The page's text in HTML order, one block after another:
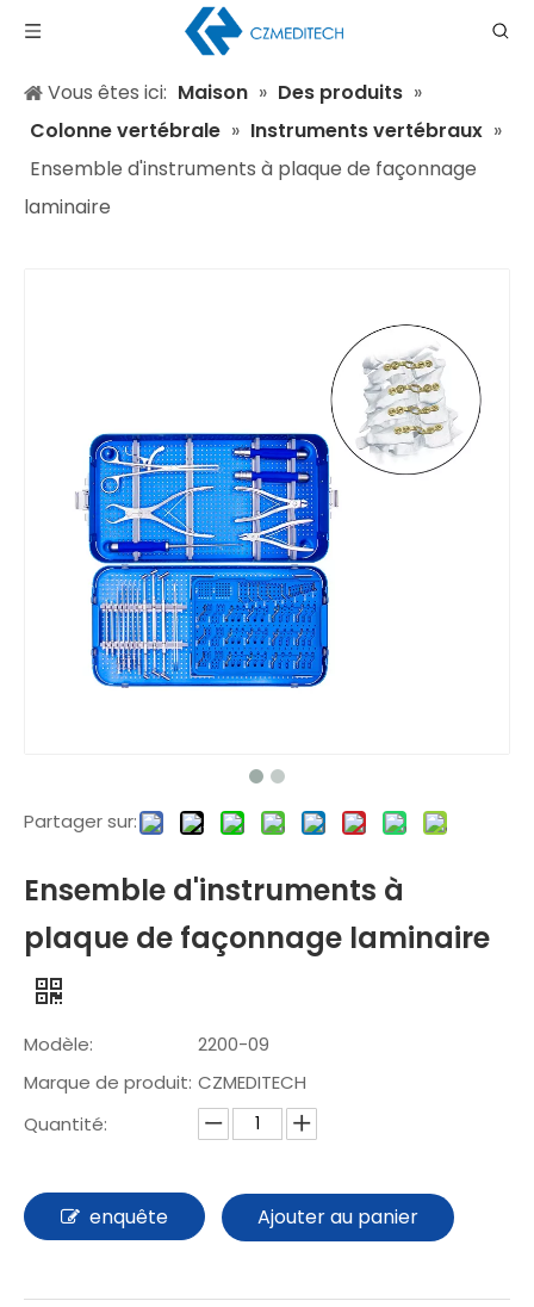
Vous êtes ici: Maison » Des produits »
Colonne vertébrale » Instruments vertébraux »
Ensemble d'instruments à plaque de façonnage
laminaire
Partager sur:
Ensemble d'instruments à
plaque de façonnage laminaire
Modèle:
2200-09
Marque de produit: CZMEDITECH
Quantité:
enquête Ajouter au panier